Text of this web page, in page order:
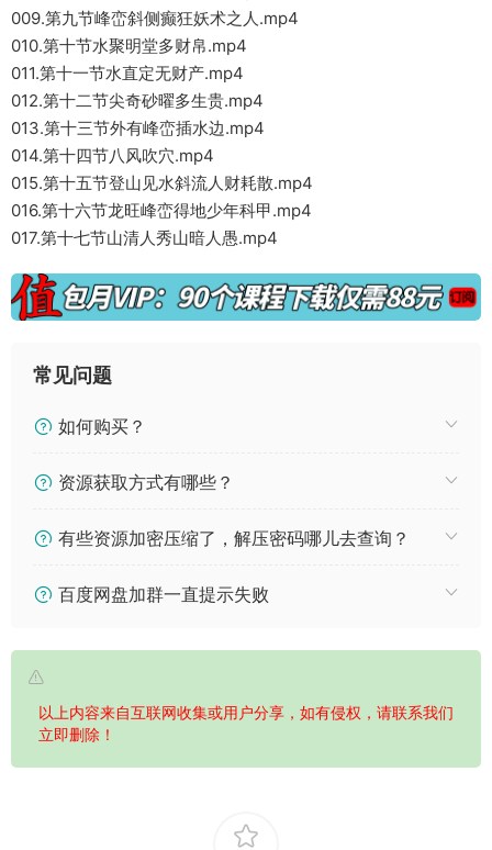
009.第九节峰峦斜侧癫狂妖术之人.mp4
010.第十节水聚明堂多财帛.mp4
011.第十一节水直定无财产.mp4
012.第十二节尖奇砂曜多生贵.mp4
013.第十三节外有峰峦插水边.mp4
014.第十四节八风吹穴.mp4
015.第十五节登山见水斜流人财耗散.mp4
016.第十六节龙旺峰峦得地少年科甲.mp4
017.第十七节山清人秀山暗人愚.mp4
常见问题
如何购买？
资源获取方式有哪些？
有些资源加密压缩了，解压密码哪儿去查询？
百度网盘加群一直提示失败
以上内容来自互联网收集或用户分享，如有侵权，请联系我们
立即删除！